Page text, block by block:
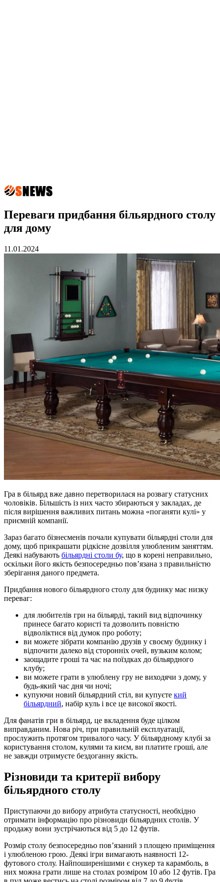
Переваги придбання більярдного столу
для дому
11.01.2024
Гра в більярд вже давно перетворилася на розвагу статусних
чоловіків. Більшість із них часто збираються у закладах, де
після вирішення важливих питань можна «поганяти кулі» у
приємній компанії.
Зараз багато бізнесменів почали купувати більярдні столи для
дому, щоб прикрашати рідкісне дозвілля улюбленим заняттям.
Деякі набувають більярдні столи бу, що в корені неправильно,
оскільки його якість безпосередньо пов’язана з правильністю
зберігання даного предмета.
Придбання нового більярдного столу для будинку має низку
переваг:
для любителів гри на більярді, такий вид відпочинку
принесе багато користі та дозволить повністю
відволіктися від думок про роботу;
ви можете зібрати компанію друзів у своєму будинку і
відпочити далеко від сторонніх очей, вузьким колом;
заощадите гроші та час на поїздках до більярдного
клубу;
ви можете грати в улюблену гру не виходячи з дому, у
будь-який час дня чи ночі;
купуючи новий більярдний стіл, ви купуєте кий
більярдний, набір куль і все це високої якості.
Для фанатів гри в більярд, це вкладення буде цілком
виправданим. Нова річ, при правильній експлуатації,
прослужить протягом тривалого часу. У більярдному клубі за
користування столом, кулями та києм, ви платите гроші, але
не завжди отримуєте бездоганну якість.
Різновиди та критерії вибору
більярдного столу
Приступаючи до вибору атрибута статусності, необхідно
отримати інформацію про різновиди більярдних столів. У
продажу вони зустрічаються від 5 до 12 футів.
Розмір столу безпосередньо пов’язаний з площею приміщення
і улюбленою грою. Деякі ігри вимагають наявності 12-
футового столу. Найпоширенішими є снукер та карамболь, в
них можна грати лише на столах розміром 10 або 12 футів. Гра